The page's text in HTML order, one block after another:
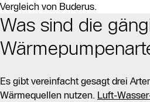
Vergleich von Buderus.
Was sind die
Es gibt vereinfacht gesagt drei
Wärmequellen nutzen. Luft-